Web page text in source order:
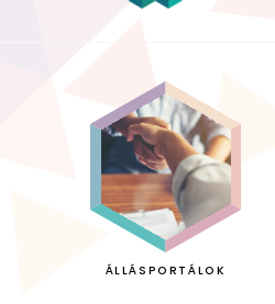
ÁLLÁSPORTÁLOK